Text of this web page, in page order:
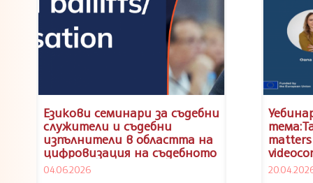
Езикови семинари за съдебни
служители и съдебни
изпълнители в областта на
цифровизация на съдебното
сътрудничество по
04.06.2026
2026